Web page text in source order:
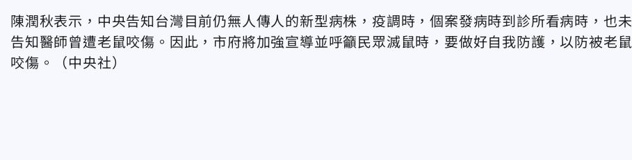
陳潤秋表示，中央告知台灣目前仍無人傳人的新型病株，疫調時，個案發病時到診所看病時，也未
告知醫師曾遭老鼠咬傷。因此，市府將加強宣導並呼籲民眾滅鼠時，要做好自我防護，以防被老鼠
咬傷。（中央社）